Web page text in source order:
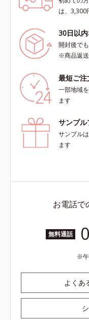
は、3,300
30日以
開封後で
※商品返
最短ご
一部地域
ます
サンプル
サンプル
ます
お電話で
無料通話
よくあ